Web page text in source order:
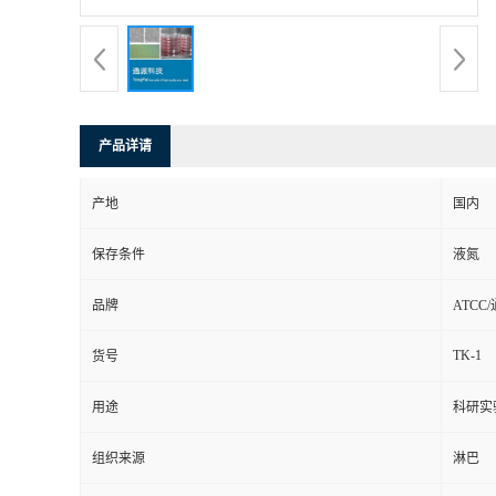
产品详请
产地 国内
保存条件 液氮
品牌 ATCC/
货号 TK-1
用途 科研实
组织来源 淋巴